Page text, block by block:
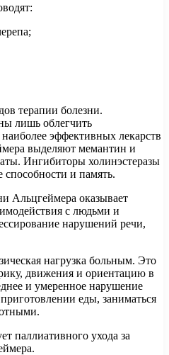
терапии болезни.
лишь облегчить
эффективных лекарств
выделяют мемантин и
Ингибиторы холинэстеразы
и память.
Альцгеймера оказывает
с людьми и
нарушений речи,
нагрузка больным. Это
движения и ориентацию в
и умеренное нарушение
еды, заниматься
паллиативного ухода за